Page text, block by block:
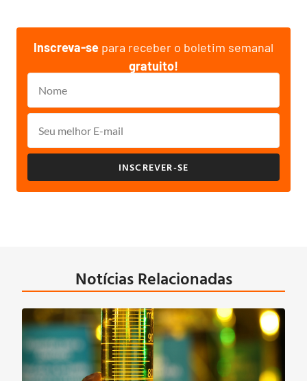
Inscreva-se para receber o boletim semanal
gratuito!
INSCREVER-SE
Notícias Relacionadas